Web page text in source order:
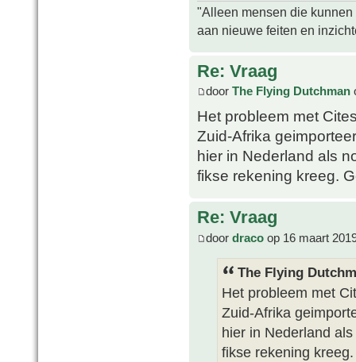
"Alleen mensen die
aan nieuwe feiten en
Re: Vraag
door The Flying Dutchman
Het probleem met
Zuid-Afrika
hier in Nederland als
fikse rekening kreeg.
Re: Vraag
door draco op 16 maart
The Flying
Het probleem met
Zuid-Afrika
hier in Nederland
fikse rekening